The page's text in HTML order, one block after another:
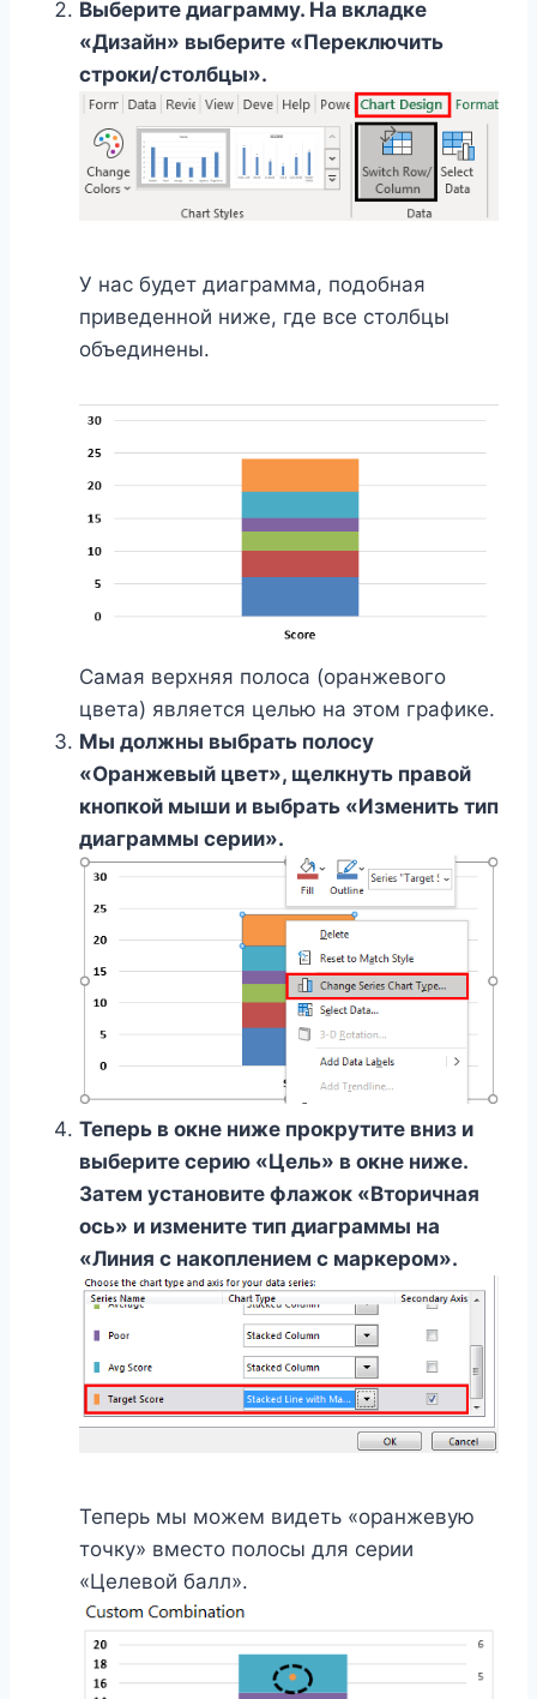
Выберите диаграмму. На вкладке
«Дизайн» выберите «Переключить
строки/столбцы».
У нас будет диаграмма, подобная
приведенной ниже, где все столбцы
объединены.
Самая верхняя полоса (оранжевого
цвета) является целью на этом графике.
Мы должны выбрать полосу
«Оранжевый цвет», щелкнуть правой
кнопкой мыши и выбрать «Изменить тип
диаграммы серии».
Теперь в окне ниже прокрутите вниз и
выберите серию «Цель» в окне ниже.
Затем установите флажок «Вторичная
ось» и измените тип диаграммы на
«Линия с накоплением с маркером».
Теперь мы можем видеть «оранжевую
точку» вместо полосы для серии
«Целевой балл».